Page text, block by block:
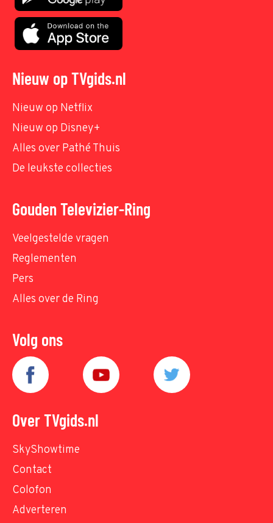
Nieuw op TVgids.nl
Nieuw op Netflix
Nieuw op Disney+
Alles over Pathé Thuis
De leukste collecties
Gouden Televizier-Ring
Veelgestelde vragen
Reglementen
Pers
Alles over de Ring
Volg ons
Over TVgids.nl
SkyShowtime
Contact
Colofon
Adverteren